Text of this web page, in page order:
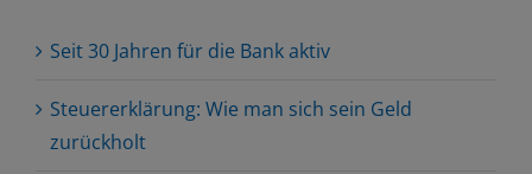
Seit 30 Jahren für die Bank aktiv
Steuererklärung: Wie man sich sein Geld
zurückholt